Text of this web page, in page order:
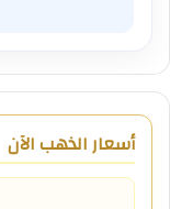
أسعار الذهب الآن